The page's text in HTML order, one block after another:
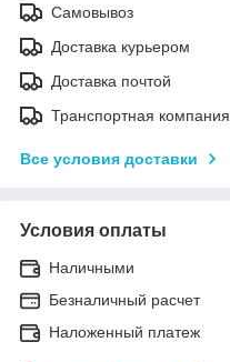
Самовывоз
Доставка курьером
Доставка почтой
Транспортная компания
Все условия доставки
Условия оплаты
Наличными
Безналичный расчет
Наложенный платеж